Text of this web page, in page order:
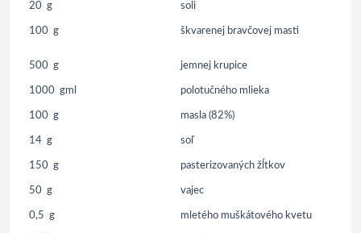
20 g soli
100 g škvarenej bravčovej masti
500 g jemnej krupice
1000 gml polotučného mlieka
100 g masla (82%)
14 g soľ
150 g pasterizovaných žĺtkov
50 g vajec
0,5 g mletého muškátového kvetu